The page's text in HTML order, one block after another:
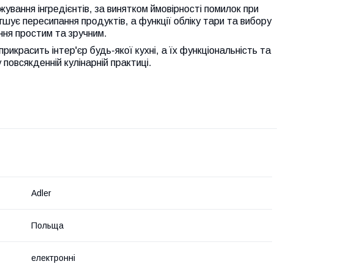
інгредієнтів, за винятком ймовірності помилок при
пересипання продуктів, а функції обліку тари та вибору
простим та зручним.
інтер'єр будь-якої кухні, а їх функціональність та
кулінарній практиці.
Adler
Польща
електронні